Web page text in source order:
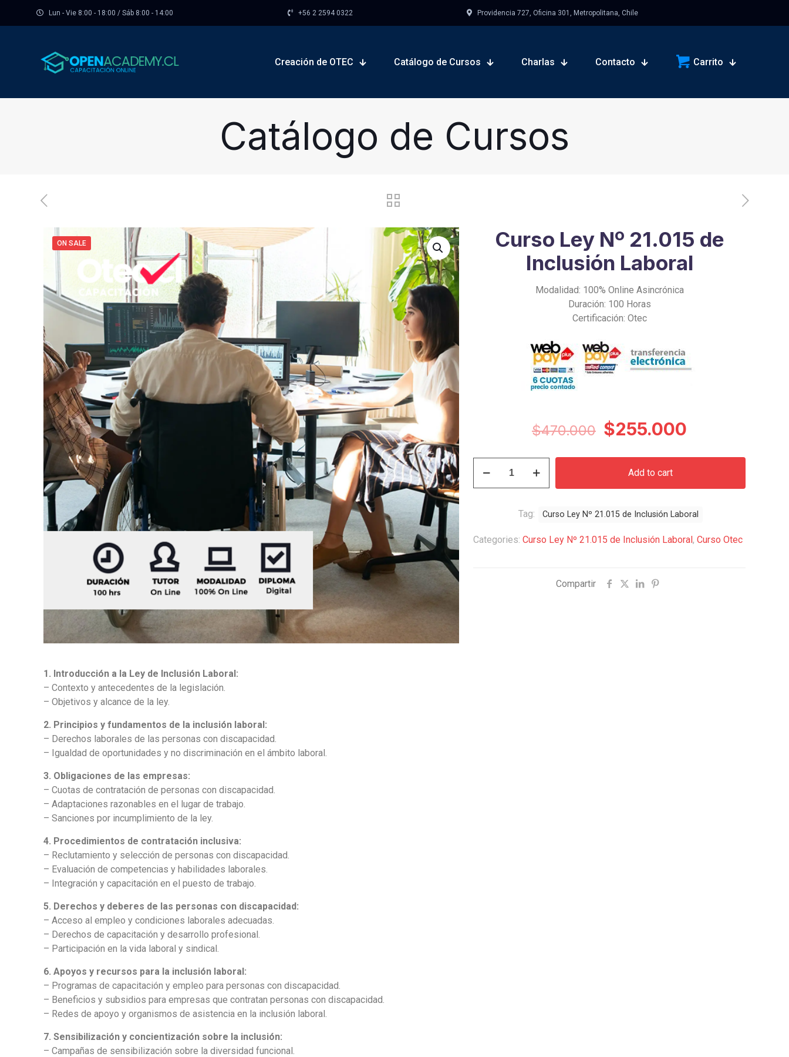
Lun - Vie 8:00 - 18:00 / Sáb 8:00 - 14:00 +56 2 2594 0322 Providencia 727, Oficina 301, Metropolitana, Chile
Creación de OTEC Catálogo de Cursos Charlas Contacto Carrito
Catálogo de Cursos
ON SALE
Curso Ley Nº 21.015 de
Inclusión Laboral
Modalidad: 100% Online Asincrónica
Duración: 100 Horas
Certificación: Otec
$470.000 Original
was:
$470.000.
$255.000
is:
Nº
Inclusión
Laboral
Add to cart
Categories: Curso Ley Nº 21.015 de Inclusión Laboral, Curso Otec
Tag: Curso Ley Nº 21.015 de Inclusión Laboral
Compartir
1. Introducción a la Ley de Inclusión Laboral:
– Contexto y antecedentes de la legislación.
– Objetivos y alcance de la ley.
2. Principios y fundamentos de la inclusión laboral:
– Derechos laborales de las personas con discapacidad.
– Igualdad de oportunidades y no discriminación en el ámbito laboral.
3. Obligaciones de las empresas:
– Cuotas de contratación de personas con discapacidad.
– Adaptaciones razonables en el lugar de trabajo.
– Sanciones por incumplimiento de la ley.
4. Procedimientos de contratación inclusiva:
– Reclutamiento y selección de personas con discapacidad.
– Evaluación de competencias y habilidades laborales.
– Integración y capacitación en el puesto de trabajo.
5. Derechos y deberes de las personas con discapacidad:
– Acceso al empleo y condiciones laborales adecuadas.
– Derechos de capacitación y desarrollo profesional.
– Participación en la vida laboral y sindical.
6. Apoyos y recursos para la inclusión laboral:
– Programas de capacitación y empleo para personas con discapacidad.
– Beneficios y subsidios para empresas que contratan personas con discapacidad.
– Redes de apoyo y organismos de asistencia en la inclusión laboral.
7. Sensibilización y concientización sobre la inclusión:
– Campañas de sensibilización sobre la diversidad funcional.